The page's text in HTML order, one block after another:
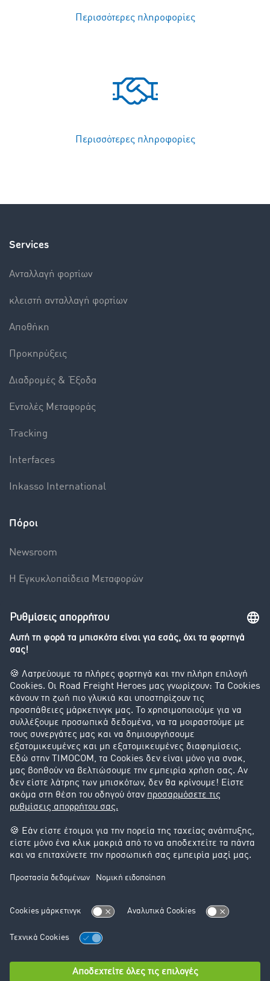
Περισσότερες πληροφορίες
Περισσότερες πληροφορίες
Services
Aνταλλαγή φορτίων
κλειστή ανταλλαγή φορτίων
Αποθήκη
Προκηρύξεις
Διαδρομές & Έξοδα
Εντολές Mεταφοράς
Tracking
Interfaces
Inkasso International
Πόροι
Newsroom
Η Εγκυκλοπαίδεια Mεταφορών
Διερεύνηση της ανταλλαγής φορτίων
Εταιρεία
Οι πελάτες προσελκύουν πελάτες
Success Stories
Υποστήριξη
Υποστήριξη
Νομικά
Στοιχεία έκδοσης
Γενικοί Όροι Συναλλαγών
Ρυθμίσεις Cookie